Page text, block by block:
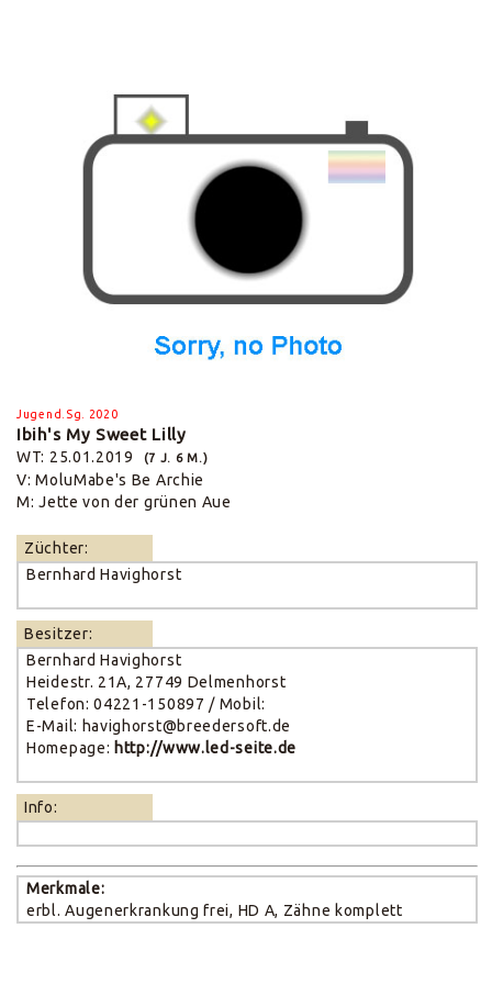
Jugend.Sg. 2020
Ibih's My Sweet Lilly
WT: 25.01.2019 (7 J. 6 M.)
V: MoluMabe's Be Archie
M: Jette von der grünen Aue
Züchter:
Bernhard Havighorst
Besitzer:
Bernhard Havighorst
Heidestr. 21A, 27749 Delmenhorst
Telefon: 04221-150897 / Mobil:
E-Mail: havighorst@breedersoft.de
Homepage: http://www.led-seite.de
Info:
Merkmale:
erbl. Augenerkrankung frei, HD A, Zähne komplett